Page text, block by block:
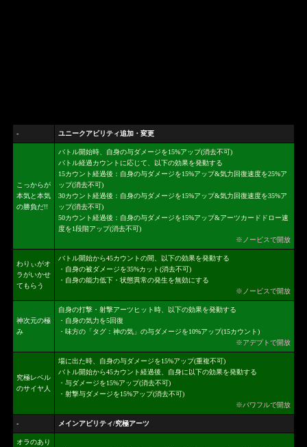
- ユニークアビリティ追加・変更
こっからが
本気と本気
の勝負だ!!
バトル開始時、自身の与ダメージを15%アップ(消去不可)
バトル経過カウントに応じて、以下の効果を発動する
15カウント経過後：自身の与ダメージを15%アップ&気力回復速度を25%ア
ップ(消去不可)
30カウント経過後：自身の与ダメージを15%アップ&気力回復速度を35%ア
ップ(消去不可)
50カウント経過後：自身の与ダメージを15%アップ&アーツカードドロー速
度を1段階アップ(消去不可)
※ノービスで開放
わりぃがオ
ラがいかせ
てもらう
バトル開始から45カウントの間、以下の効果を発動する
・自身の被ダメージを35%カット(消去不可)
・自身の能力低下・状態異常の発生を無効にする
※ノービスで開放
神次元の極
み
自身の打撃・射撃アーツヒット時、以下の効果を発動する
・自身の気力を5回復
・味方の「タグ：神の気」の与ダメージを10%アップ(15カウント)
※アデプトで開放
究極レベル
のサイヤ人
場に出た時、自身の与ダメージを15%アップ(重複不可)
バトル開始から45カウント経過後、自身に以下の効果を発動する
・与ダメージを15%アップ(消去不可)
・射撃与ダメージを15%アップ(消去不可)
※パワフルで開放
- メインアビリティ/究極アーツ
オラのあり